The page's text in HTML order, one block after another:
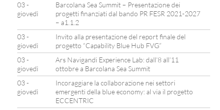
03 -
giovedì
Barcolana Sea Summit – Presentazione dei
progetti finanziati dal bando PR FESR 2021-2027
– a1.1.2
03 -
giovedì
Invito alla presentazione del report finale del
progetto “Capability Blue Hub FVG”
03 -
giovedì
Ars Navigandi Experience Lab: dall’8 all’11
ottobre a Barcolana Sea Summit
03 -
giovedì
Incoraggiare la collaborazione nei settori
emergenti della blue economy: al via il progetto
ECCENTRIC